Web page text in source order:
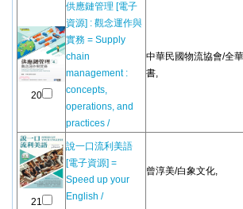
20
供應鏈管理 [電子
資源] : 觀念運作與
實務 = Supply
chain
management :
concepts,
operations, and
practices /
中華民國物流協會/全
書,
21
說一口流利美語
[電子資源] =
Speed up your
English /
曾淳美/白象文化,